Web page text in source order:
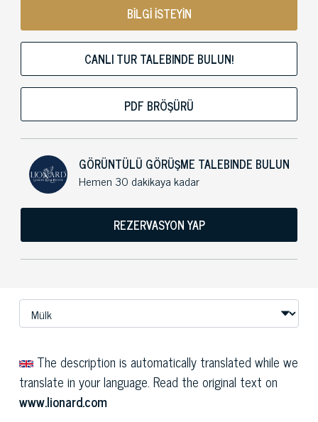
BİLGİ İSTEYİN
CANLI TUR TALEBINDE BULUN!
PDF BRÖŞÜRÜ
GÖRÜNTÜLÜ GÖRÜŞME TALEBINDE BULUN
Hemen 30 dakikaya kadar
REZERVASYON YAP
The description is automatically translated while we
translate in your language. Read the original text on
www.lionard.com